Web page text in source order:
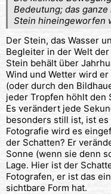
Bedeutung; das
Stein hineingeworfen
Der Stein, das Wasser
Begleiter in der Welt
Stein behält über
Wind und Wetter wird
(oder durch den
jeder Tropfen höhlt den
Es verändert jede
besonders still ist, ist
Fotografie wird es
der Schatten? Er
Sonne (wenn sie denn
Lage. Hier ist der
Fotografen, er ist das
sichtbare Form hat.